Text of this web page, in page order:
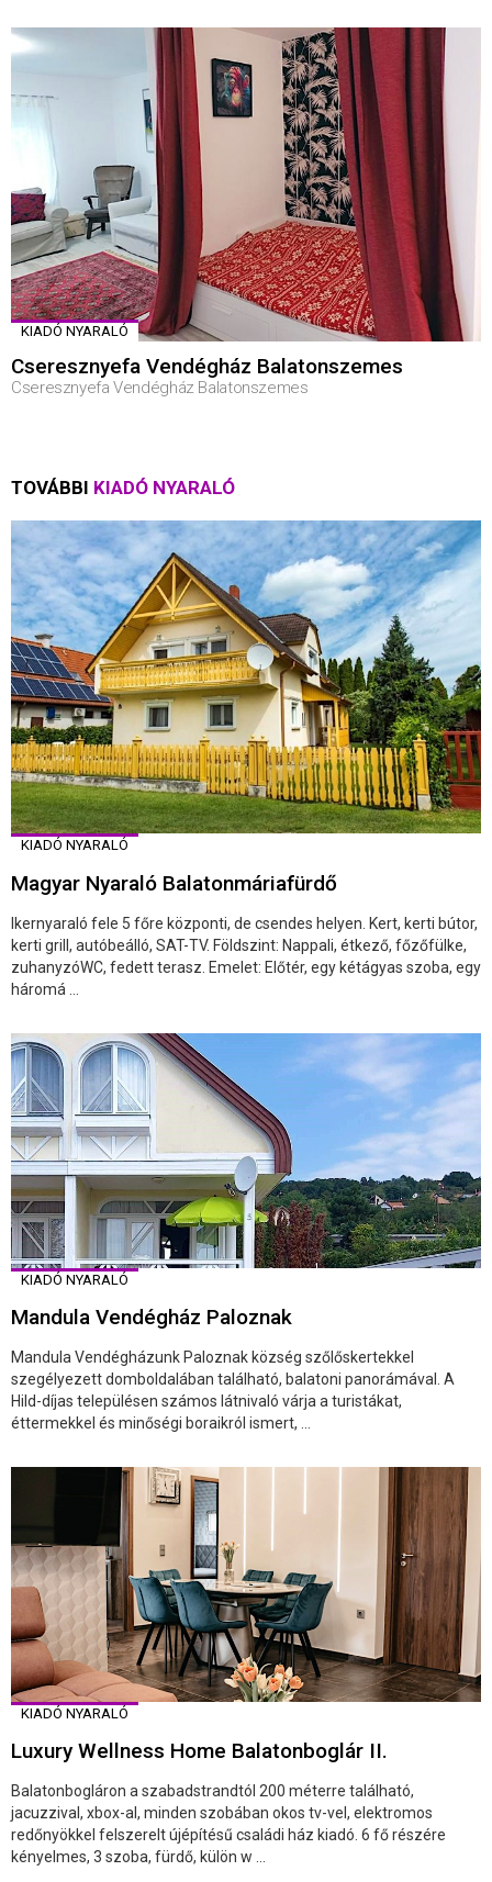
KIADÓ NYARALÓ
Cseresznyefa Vendégház Balatonszemes
Cseresznyefa Vendégház Balatonszemes
TOVÁBBI KIADÓ NYARALÓ
KIADÓ NYARALÓ
Magyar Nyaraló Balatonmáriafürdő
Ikernyaraló fele 5 főre központi, de csendes helyen. Kert, kerti bútor,
kerti grill, autóbeálló, SAT-TV. Földszint: Nappali, étkező, főzőfülke,
zuhanyzóWC, fedett terasz. Emelet: Előtér, egy kétágyas szoba, egy
háromá ...
KIADÓ NYARALÓ
Mandula Vendégház Paloznak
Mandula Vendégházunk Paloznak község szőlőskertekkel
szegélyezett domboldalában található, balatoni panorámával. A
Hild-díjas településen számos látnivaló várja a turistákat,
éttermekkel és minőségi boraikról ismert, ...
KIADÓ NYARALÓ
Luxury Wellness Home Balatonboglár II.
Balatonbogláron a szabadstrandtól 200 méterre található,
jacuzzival, xbox-al, minden szobában okos tv-vel, elektromos
redőnyökkel felszerelt újépítésű családi ház kiadó. 6 fő részére
kényelmes, 3 szoba, fürdő, külön w ...